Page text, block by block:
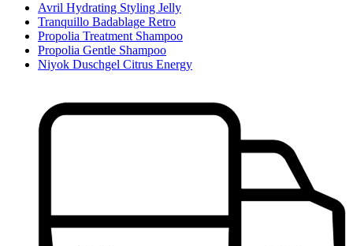
Avril Hydrating Styling Jelly
Tranquillo Badablage Retro
Propolia Treatment Shampoo
Propolia Gentle Shampoo
Niyok Duschgel Citrus Energy